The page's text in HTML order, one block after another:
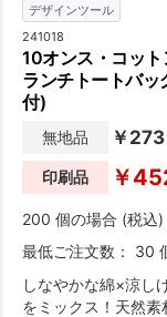
デザインツール
241018
10オンス・コット
ランチトートバッ
付)
無地品 ￥
印刷品 ￥
200 個の場合 (税込)
最低ご注文数： 30
しなやかな綿×涼し
をミックス！天然素